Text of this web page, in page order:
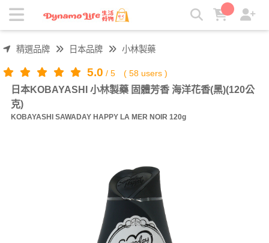
日本KOBAYASHI 小林製藥 固體芳香 海洋花香(黑)(120公克) |
吸引力生活好物
精選品牌 日本品牌 小林製藥
5.0 / 5 ( 58 users )
日本KOBAYASHI 小林製藥 固體芳香 海洋花香(黑)(120公
克)
KOBAYASHI SAWADAY HAPPY LA MER NOIR 120g